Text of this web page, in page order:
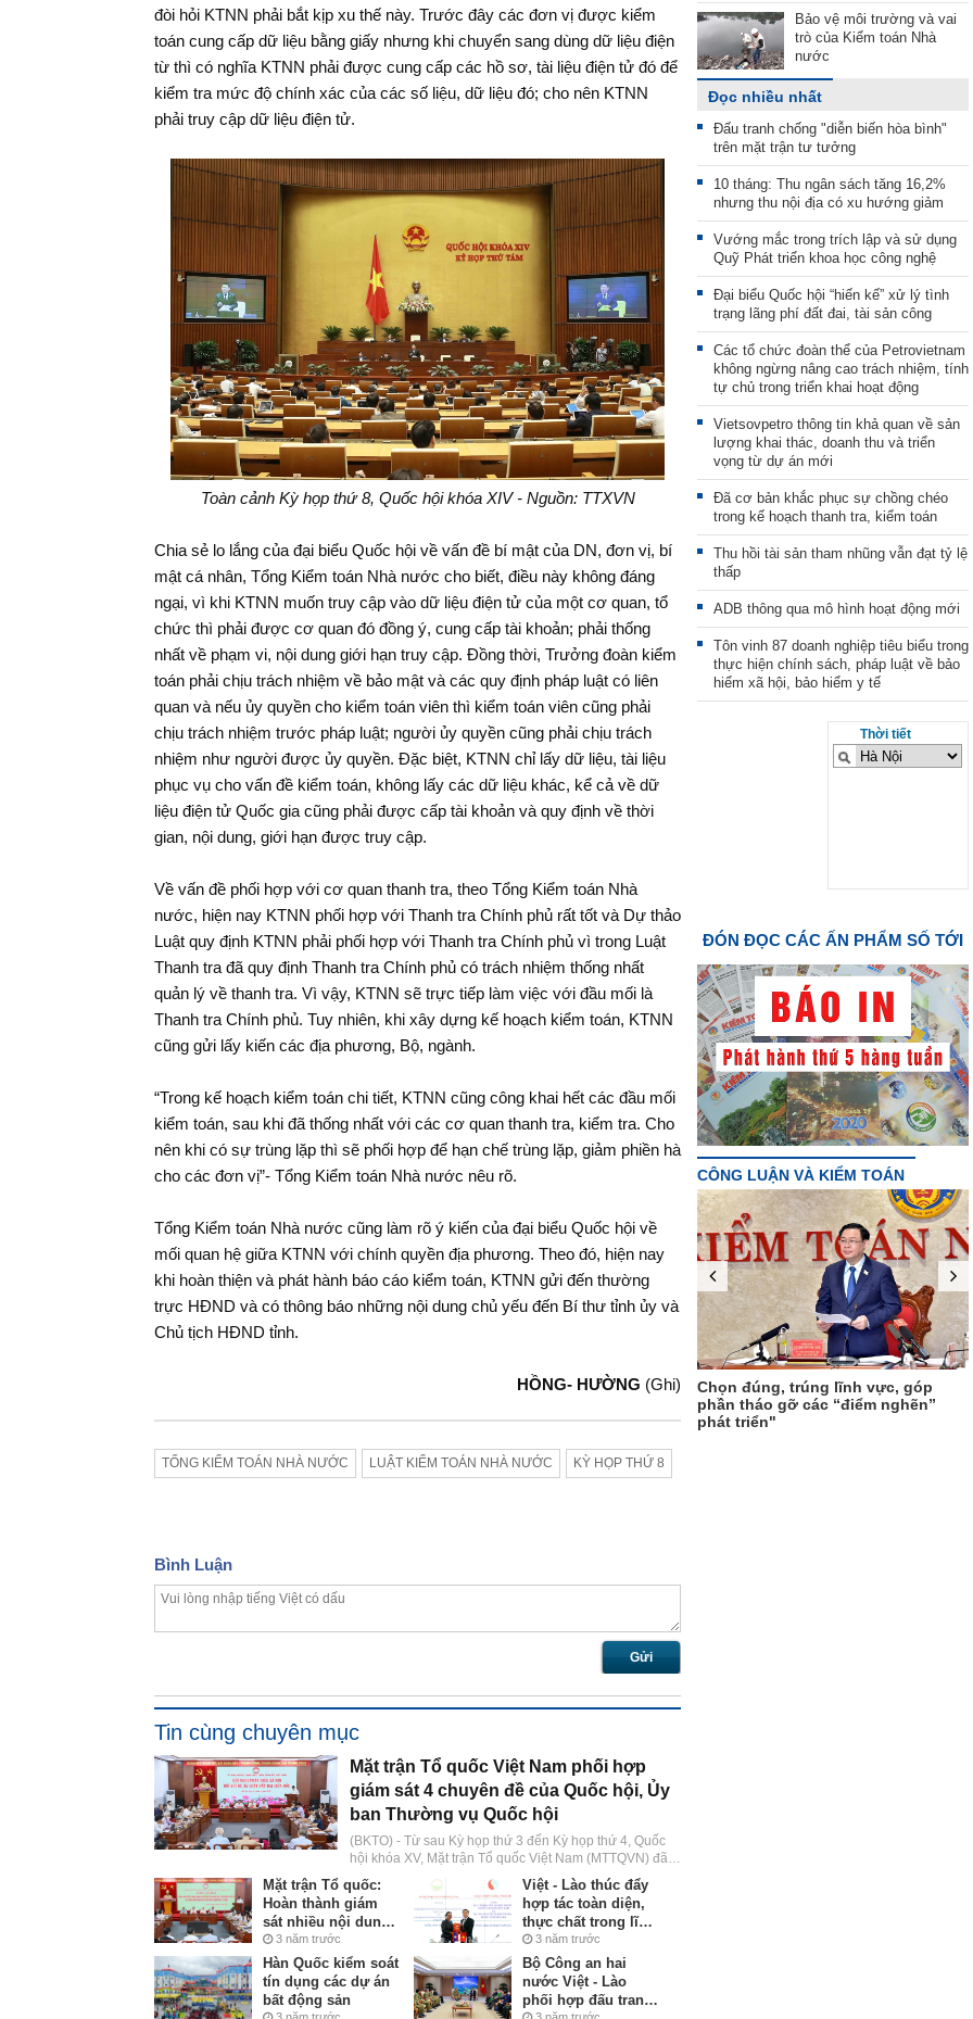
đòi hỏi KTNN phải bắt kịp xu thế này. Trước đây các đơn vị được kiểm
toán cung cấp dữ liệu bằng giấy nhưng khi chuyển sang dùng dữ liệu điện
từ thì có nghĩa KTNN phải được cung cấp các hồ sơ, tài liệu điện tử đó để
kiểm tra mức độ chính xác của các số liệu, dữ liệu đó; cho nên KTNN
phải truy cập dữ liệu điện tử.
Toàn cảnh Kỳ họp thứ 8, Quốc hội khóa XIV - Nguồn: TTXVN
Chia sẻ lo lắng của đại biểu Quốc hội về vấn đề bí mật của DN, đơn vị, bí
mật cá nhân, Tổng Kiểm toán Nhà nước cho biết, điều này không đáng
ngại, vì khi KTNN muốn truy cập vào dữ liệu điện tử của một cơ quan, tổ
chức thì phải được cơ quan đó đồng ý, cung cấp tài khoản; phải thống
nhất về phạm vi, nội dung giới hạn truy cập. Đồng thời, Trưởng đoàn kiểm
toán phải chịu trách nhiệm về bảo mật và các quy định pháp luật có liên
quan và nếu ủy quyền cho kiểm toán viên thì kiểm toán viên cũng phải
chịu trách nhiệm trước pháp luật; người ủy quyền cũng phải chịu trách
nhiệm như người được ủy quyền. Đặc biệt, KTNN chỉ lấy dữ liệu, tài liệu
phục vụ cho vấn đề kiểm toán, không lấy các dữ liệu khác, kể cả về dữ
liệu điện tử Quốc gia cũng phải được cấp tài khoản và quy định về thời
gian, nội dung, giới hạn được truy cập.
Về vấn đề phối hợp với cơ quan thanh tra, theo Tổng Kiểm toán Nhà
nước, hiện nay KTNN phối hợp với Thanh tra Chính phủ rất tốt và Dự thảo
Luật quy định KTNN phải phối hợp với Thanh tra Chính phủ vì trong Luật
Thanh tra đã quy định Thanh tra Chính phủ có trách nhiệm thống nhất
quản lý về thanh tra. Vì vậy, KTNN sẽ trực tiếp làm việc với đầu mối là
Thanh tra Chính phủ. Tuy nhiên, khi xây dựng kế hoạch kiểm toán, KTNN
cũng gửi lấy kiến các địa phương, Bộ, ngành.
“Trong kế hoạch kiểm toán chi tiết, KTNN cũng công khai hết các đầu mối
kiểm toán, sau khi đã thống nhất với các cơ quan thanh tra, kiểm tra. Cho
nên khi có sự trùng lặp thì sẽ phối hợp để hạn chế trùng lặp, giảm phiền hà
cho các đơn vị”- Tổng Kiểm toán Nhà nước nêu rõ.
Tổng Kiểm toán Nhà nước cũng làm rõ ý kiến của đại biểu Quốc hội về
mối quan hệ giữa KTNN với chính quyền địa phương. Theo đó, hiện nay
khi hoàn thiện và phát hành báo cáo kiểm toán, KTNN gửi đến thường
trực HĐND và có thông báo những nội dung chủ yếu đến Bí thư tỉnh ủy và
Chủ tịch HĐND tỉnh.
HỒNG- HƯỜNG (Ghi)
TỔNG KIỂM TOÁN NHÀ NƯỚC LUẬT KIỂM TOÁN NHÀ NƯỚC KỲ HỌP THỨ 8
Bình Luận
Gửi
Tin cùng chuyên mục
Mặt trận Tổ quốc Việt Nam phối hợp
giám sát 4 chuyên đề của Quốc hội, Ủy
ban Thường vụ Quốc hội
(BKTO) - Từ sau Kỳ họp thứ 3 đến Kỳ họp thứ 4, Quốc
hội khóa XV, Mặt trận Tổ quốc Việt Nam (MTTQVN) đã
chủ trì và phối hợp giám sát 4 chuyên đề của Quốc hội,
Ủy ban Thường vụ Quốc hội và các hoạt động giám sát
theo Chương trình, Quy chế phối hợp giữa MTTQVN với
các cơ quan hữu quan.
Mặt trận Tổ quốc:
Hoàn thành giám
sát nhiều nội dung
được nhân dân
quan tâm
3 năm trước
Việt - Lào thúc đẩy
hợp tác toàn diện,
thực chất trong lĩnh
vực tài nguyên và
môi trường
3 năm trước
Hàn Quốc kiểm soát
tín dụng các dự án
bất động sản
3 năm trước
Bộ Công an hai
nước Việt - Lào
phối hợp đấu tranh
3 năm trước
Bảo vệ môi trường và vai
trò của Kiểm toán Nhà
nước
Đọc nhiều nhất
Đấu tranh chống "diễn biến hòa bình"
trên mặt trận tư tưởng
10 tháng: Thu ngân sách tăng 16,2%
nhưng thu nội địa có xu hướng giảm
Vướng mắc trong trích lập và sử dụng
Quỹ Phát triển khoa học công nghệ
Đại biểu Quốc hội “hiến kế” xử lý tình
trạng lãng phí đất đai, tài sản công
Các tổ chức đoàn thể của Petrovietnam
không ngừng nâng cao trách nhiệm, tính
tự chủ trong triển khai hoạt động
Vietsovpetro thông tin khả quan về sản
lượng khai thác, doanh thu và triển
vọng từ dự án mới
Đã cơ bản khắc phục sự chồng chéo
trong kế hoạch thanh tra, kiểm toán
Thu hồi tài sản tham nhũng vẫn đạt tỷ lệ
thấp
ADB thông qua mô hình hoạt động mới
Tôn vinh 87 doanh nghiệp tiêu biểu trong
thực hiện chính sách, pháp luật về bảo
hiểm xã hội, bảo hiểm y tế
Thời tiết
ĐÓN ĐỌC CÁC ẤN PHẨM SỐ TỚI
CÔNG LUẬN VÀ KIỂM TOÁN
Chọn đúng, trúng lĩnh vực, góp
phát triển"
[Infographic]: Chân dung tân Tổng
Thanh"